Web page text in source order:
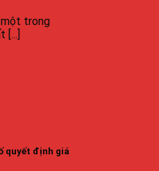
trong
[...]
quyết định giá